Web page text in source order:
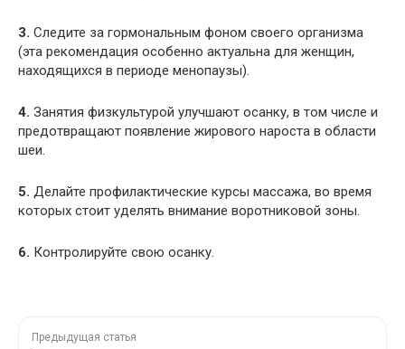
3. Следите за гормональным фоном своего организма
(эта рекомендация особенно актуальна для женщин,
находящихся в периоде менопаузы).
4. Занятия физкультурой улучшают осанку, в том числе и
предотвращают появление жирового нароста в области
шеи.
5. Делайте профилактические курсы массажа, во время
которых стоит уделять внимание воротниковой зоны.
6. Контролируйте свою осанку.
Предыдущая статья